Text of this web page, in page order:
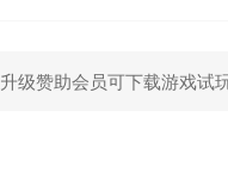
升级赞助会员可下载游戏试